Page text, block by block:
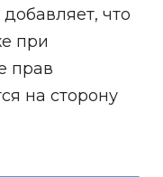
что
при
прав
на сторону